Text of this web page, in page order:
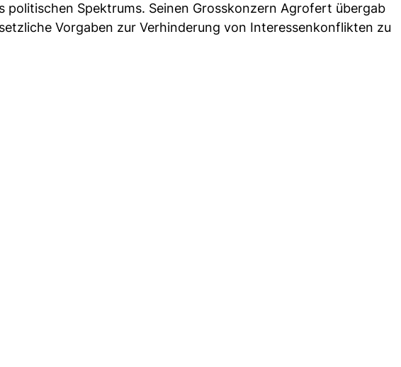
politischen Spektrums. Seinen Grosskonzern Agrofert übergab
Vorgaben zur Verhinderung von Interessenkonflikten zu